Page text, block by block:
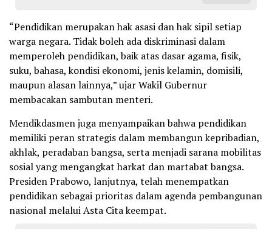
“Pendidikan merupakan hak asasi dan hak sipil setiap
warga negara. Tidak boleh ada diskriminasi dalam
memperoleh pendidikan, baik atas dasar agama, fisik,
suku, bahasa, kondisi ekonomi, jenis kelamin, domisili,
maupun alasan lainnya,” ujar Wakil Gubernur
membacakan sambutan menteri.
Mendikdasmen juga menyampaikan bahwa pendidikan
memiliki peran strategis dalam membangun kepribadian,
akhlak, peradaban bangsa, serta menjadi sarana mobilitas
sosial yang mengangkat harkat dan martabat bangsa.
Presiden Prabowo, lanjutnya, telah menempatkan
pendidikan sebagai prioritas dalam agenda pembangunan
nasional melalui Asta Cita keempat.